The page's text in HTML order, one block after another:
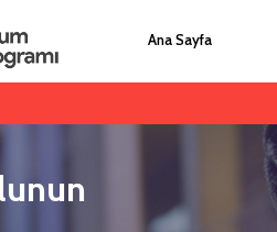
Ana Sayfa